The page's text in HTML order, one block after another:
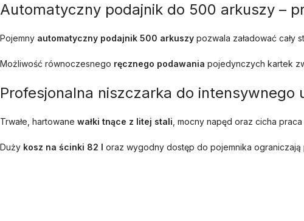
Automatyczny podajnik do 500 arkuszy –
Pojemny automatyczny podajnik 500 arkuszy pozwala załadować cały
Możliwość równoczesnego ręcznego podawania pojedynczych kartek
Profesjonalna niszczarka do intensywnego
Trwałe, hartowane wałki tnące z litej stali , mocny napęd oraz cicha
Duży kosz na ścinki 82 l oraz wygodny dostęp do pojemnika